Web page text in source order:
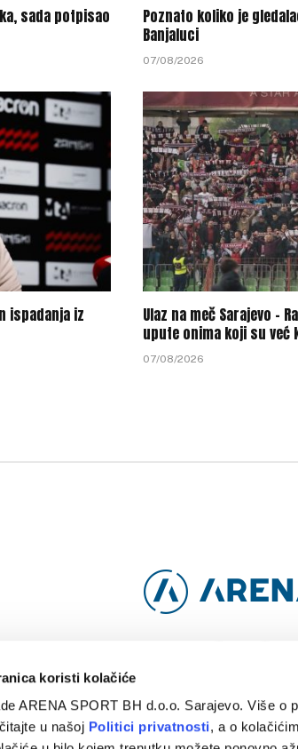
koristi kolačiće
ARENA SPORT BH d.o.o. Sarajevo. Više o
u našoj Politici privatnosti, a o
sada potpisao
Poznato koliko je
Banjaluci
07/08/2026
ispadanja iz
Ulaz na meč Sarajevo –
upute onima koji su već
07/08/2026